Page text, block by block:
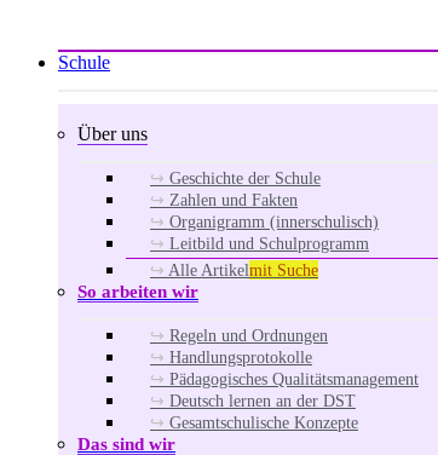
Schule
Über uns
Geschichte der Schule
Zahlen und Fakten
Organigramm (innerschulisch)
Leitbild und Schulprogramm
Alle Artikelmit Suche
So arbeiten wir
Regeln und Ordnungen
Handlungsprotokolle
Pädagogisches Qualitätsmanagement
Deutsch lernen an der DST
Gesamtschulische Konzepte
Das sind wir